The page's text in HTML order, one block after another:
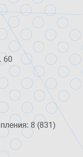
60
8 (831)